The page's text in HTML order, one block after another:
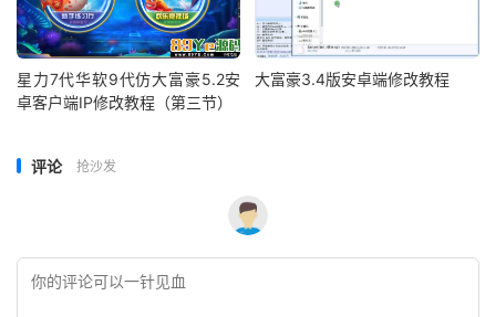
星力7代华软9代仿大富豪5.2安
卓客户端IP修改教程（第三节）
大富豪3.4版安卓端修改教程
评论 抢沙发